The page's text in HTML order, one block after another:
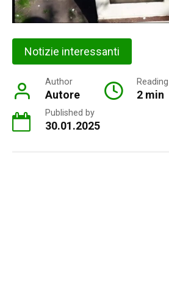
Notizie interessanti
Author
Autore
Reading
2 min
Published by
30.01.2025